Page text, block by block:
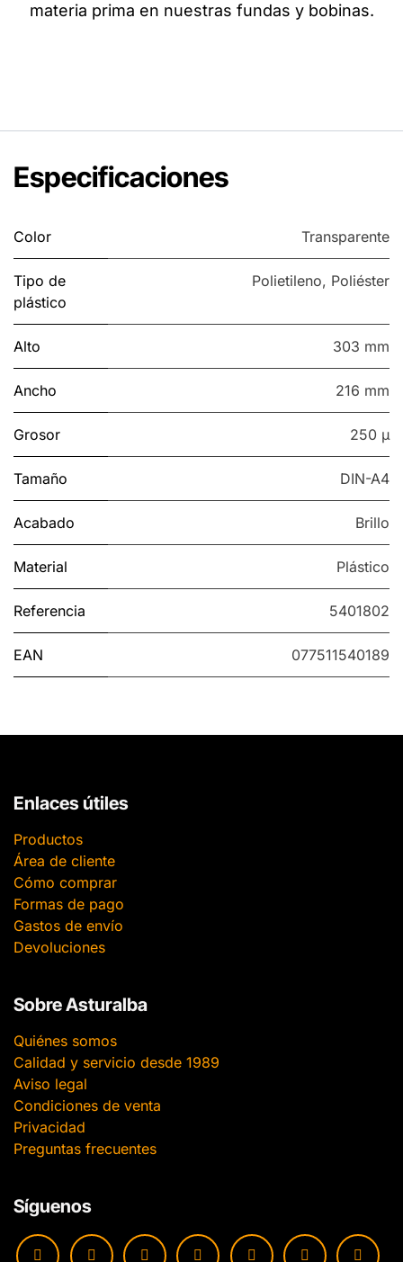
materia prima en nuestras fundas y bobinas.
Especificaciones
Color Transparente
Tipo de
plástico
Polietileno, Poliéster
Alto 303 mm
Ancho 216 mm
Grosor 250 µ
Tamaño DIN-A4
Acabado Brillo
Material Plástico
Referencia 5401802
EAN 077511540189
Enlaces útiles
Productos
Área de cliente
Cómo comprar
Formas de pago
Gastos de envío
Devoluciones
Sobre Asturalba
Quiénes somos
Calidad y servicio desde 1989
Aviso legal
Condiciones de venta
Privacidad
Preguntas frecuentes
Síguenos